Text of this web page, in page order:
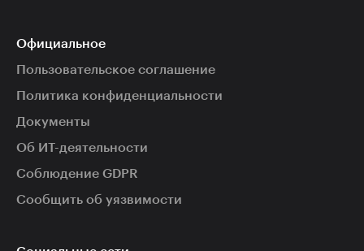
Официальное
Пользовательское соглашение
Политика конфиденциальности
Документы
Об ИТ-деятельности
Соблюдение GDPR
Сообщить об уязвимости